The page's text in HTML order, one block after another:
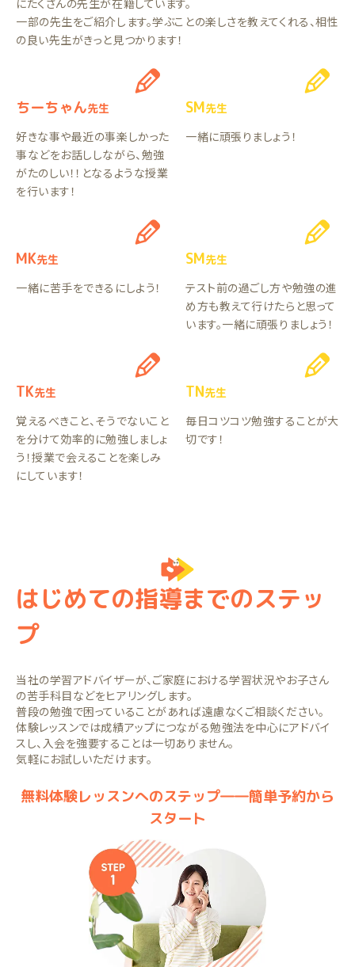
にたくさんの先生が在籍しています。
一部の先生をご紹介します。学ぶことの楽しさを教えてくれる、相性
の良い先生がきっと見つかります！
ちーちゃん先生
好きな事や最近の事楽しかった
事などをお話ししながら、勉強
がたのしい！！となるような授業
を行います！
SM先生
一緒に頑張りましょう！
MK先生
一緒に苦手をできるにしよう！
SM先生
テスト前の過ごし方や勉強の進
め方も教えて行けたらと思って
います。一緒に頑張りましょう！
TK先生
覚えるべきこと、そうでないこと
を分けて効率的に勉強しましょ
う！授業で会えることを楽しみ
にしています！
TN先生
毎日コツコツ勉強することが大
切です！
はじめての指導までのステッ
プ
当社の学習アドバイザーが、ご家庭における学習状況やお子さん
の苦手科目などをヒアリングします。
普段の勉強で困っていることがあれば遠慮なくご相談ください。
体験レッスンでは成績アップにつながる勉強法を中心にアドバイ
スし、入会を強要することは一切ありません。
気軽にお試しいただけます。
無料体験レッスンへのステップ――簡単予約から
スタート